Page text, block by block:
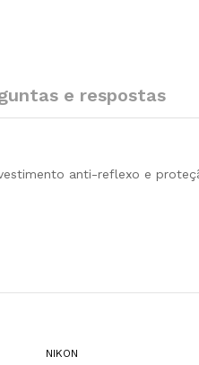
e respostas
anti-reflexo e
NIKON